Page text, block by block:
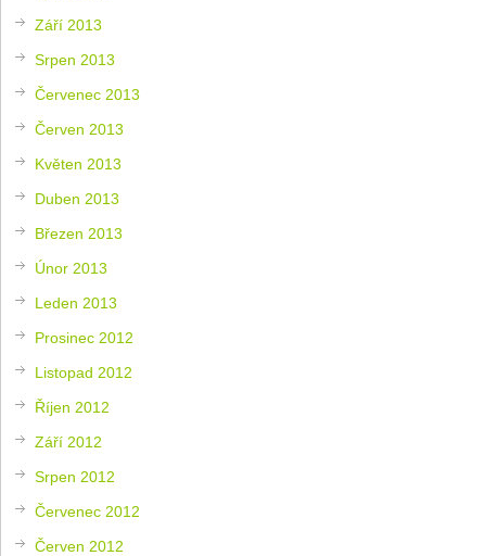
Září 2013
Srpen 2013
Červenec 2013
Červen 2013
Květen 2013
Duben 2013
Březen 2013
Únor 2013
Leden 2013
Prosinec 2012
Listopad 2012
Říjen 2012
Září 2012
Srpen 2012
Červenec 2012
Červen 2012